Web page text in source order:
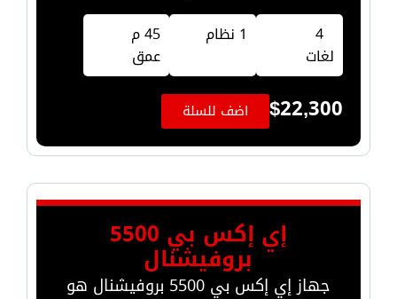
4
لغات
1 نظام
45 م
عمق
$22,300 اضف للسلة
إي إكس بي 5500
بروفيشنال
جهاز إي إكس بي 5500 بروفيشنال هو